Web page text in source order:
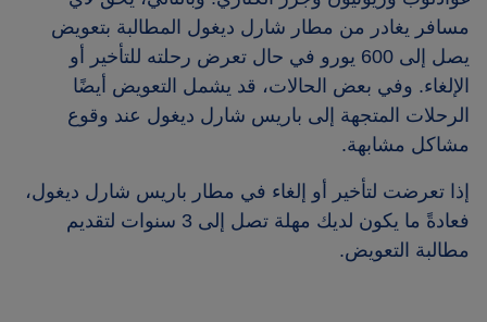
مسافر يغادر من مطار شارل ديغول المطالبة بتعويض
يصل إلى 600 يورو في حال تعرض رحلته للتأخير أو
الإلغاء. وفي بعض الحالات، قد يشمل التعويض أيضًا
الرحلات المتجهة إلى باريس شارل ديغول عند وقوع
مشاكل مشابهة.
إذا تعرضت لتأخير أو إلغاء في مطار باريس شارل ديغول،
فعادةً ما يكون لديك مهلة تصل إلى 3 سنوات لتقديم
مطالبة التعويض.